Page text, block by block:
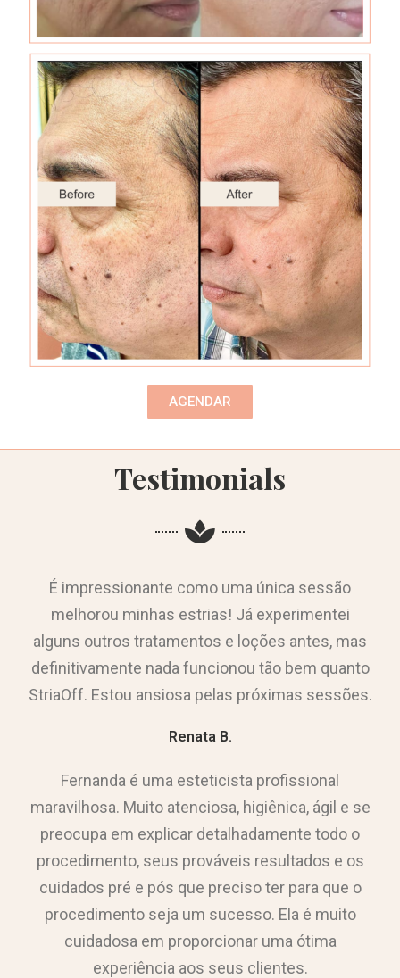
AGENDAR
Testimonials
É impressionante como uma única sessão
melhorou minhas estrias! Já experimentei
alguns outros tratamentos e loções antes, mas
definitivamente nada funcionou tão bem quanto
StriaOff. Estou ansiosa pelas próximas sessões.
Renata B.
Fernanda é uma esteticista profissional
maravilhosa. Muito atenciosa, higiênica, ágil e se
preocupa em explicar detalhadamente todo o
procedimento, seus prováveis resultados e os
cuidados pré e pós que preciso ter para que o
procedimento seja um sucesso. Ela é muito
cuidadosa em proporcionar uma ótima
experiência aos seus clientes.